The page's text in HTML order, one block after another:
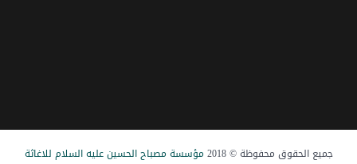
جميع الحقوق محفوظة © 2018
مؤسسة مصباح الحسین علیه السلام للاغاثة